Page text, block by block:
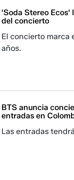
'Soda Stereo Ecos'
del concierto
El concierto marca
años.
BTS anuncia
entradas en
Las entradas